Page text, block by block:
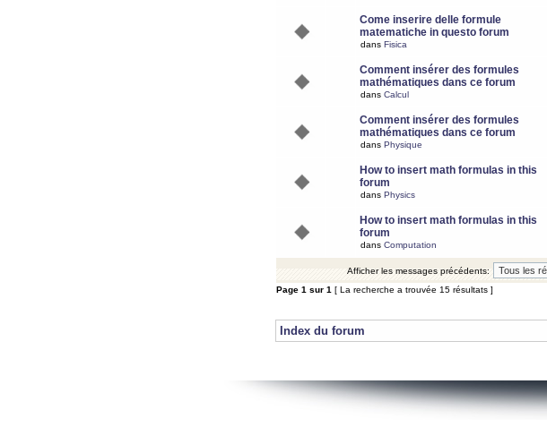
Come inserire delle formule
matematiche in questo forum
dans Fisica
Comment insérer des formules
mathématiques dans ce forum
dans Calcul
Comment insérer des formules
mathématiques dans ce forum
dans Physique
How to insert math formulas in this
forum
dans Physics
How to insert math formulas in this
forum
dans Computation
Afficher les messages précédents:
Page 1 sur 1 [ La recherche a trouvée 15 résultats ]
Index du forum